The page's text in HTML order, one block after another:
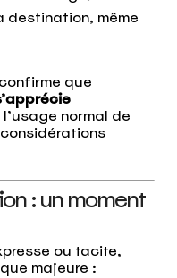
destination, même
que
normal de
: un moment
ou tacite,
majeure :